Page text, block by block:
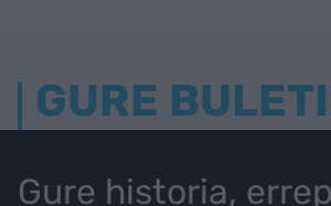
GURE
Gure historia,